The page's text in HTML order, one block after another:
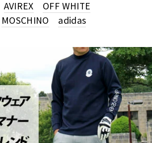
AVIREX
OFF WHITE
MOSCHINO adidas